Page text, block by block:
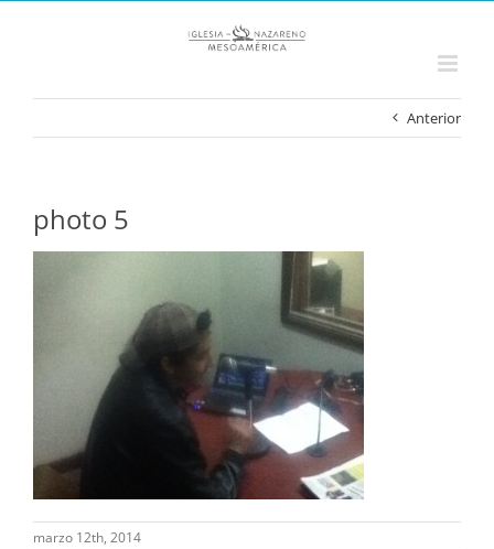
Anterior
photo 5
marzo 12th, 2014